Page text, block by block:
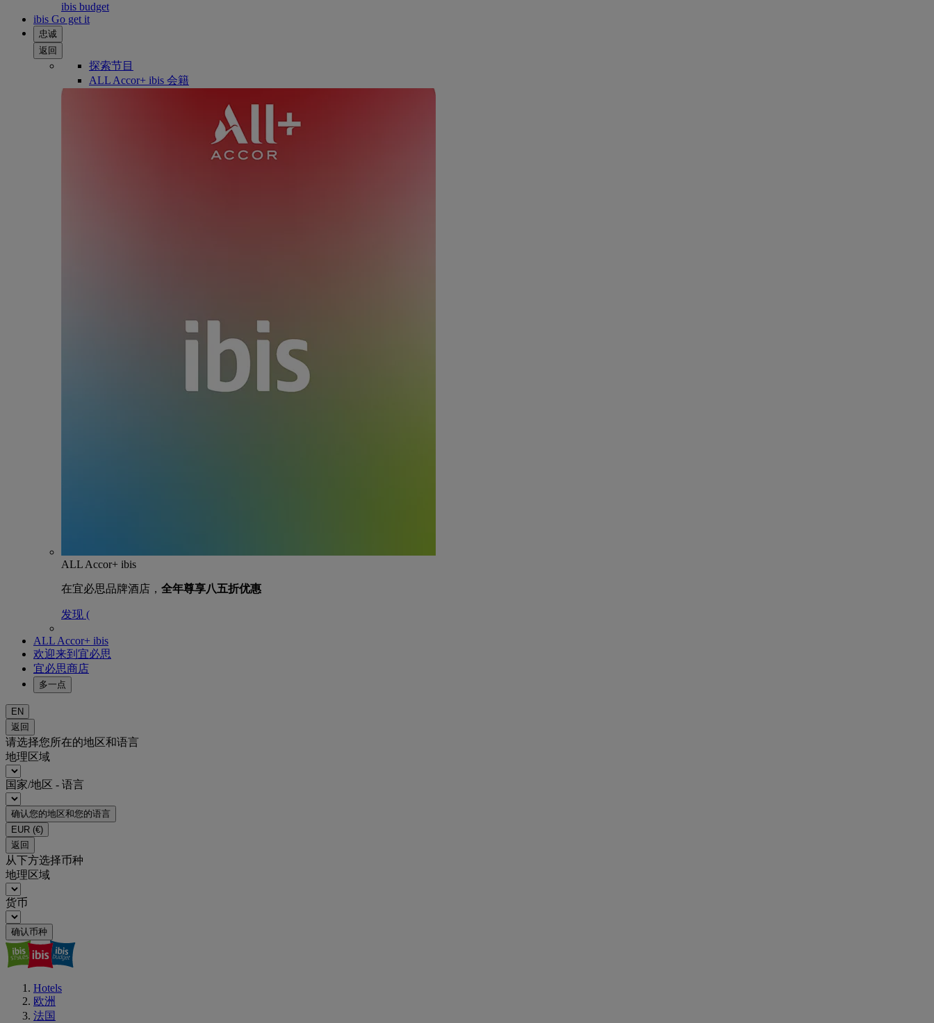
ibis budget
ibis Go get it
忠诚
返回
探索节目
ALL Accor+ ibis 会籍
ALL Accor+ ibis
在宜必思品牌酒店， 全年尊享八五折优惠
发现 (
ALL Accor+ ibis
欢迎来到宜必思
宜必思商店
多一点
EN
返回
请选择您所在的地区和语言
地理区域
国家/地区 - 语言
确认您的地区和您的语言
EUR (€)
返回
从下方选择币种
地理区域
货币
确认币种
Hotels
欧洲
法国